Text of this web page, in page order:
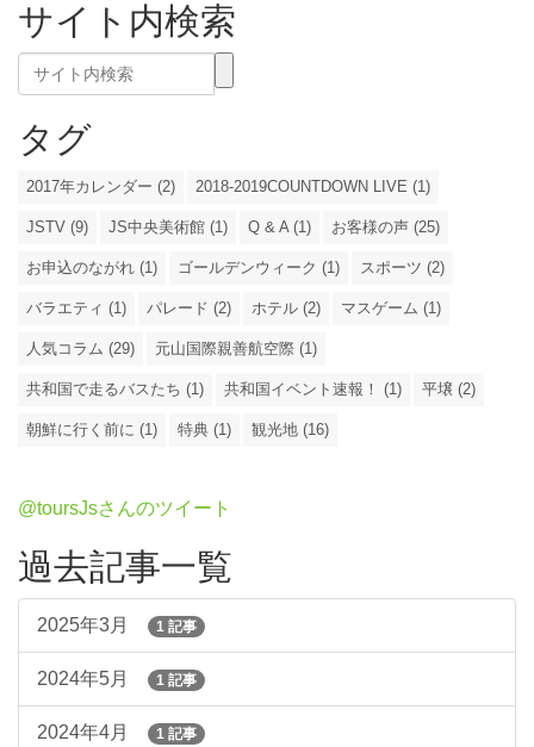
サイト内検索
タグ
2017年カレンダー (2) 2018-2019COUNTDOWN LIVE (1)
JSTV (9) JS中央美術館 (1) Q & A (1) お客様の声 (25)
お申込のながれ (1) ゴールデンウィーク (1) スポーツ (2)
バラエティ (1) パレード (2) ホテル (2) マスゲーム (1)
人気コラム (29) 元山国際親善航空際 (1)
共和国で走るバスたち (1) 共和国イベント速報！ (1) 平壌 (2)
朝鮮に行く前に (1) 特典 (1) 観光地 (16)
@toursJsさんのツイート
過去記事一覧
2025年3月 1 記事
2024年5月 1 記事
2024年4月 1 記事